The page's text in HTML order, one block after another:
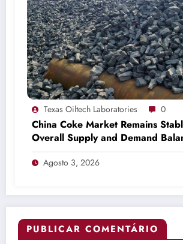
Texas Oiltech Laboratories 0
China Coke Market Remains
Overall Supply and Demand
Agosto 3, 2026
PUBLICAR COMENTÁRIO